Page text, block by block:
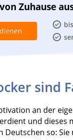
Zuhause
sind
an der
und dieses
Deutschen so: